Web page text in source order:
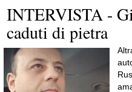
INTERVISTA -
caduti di pietra